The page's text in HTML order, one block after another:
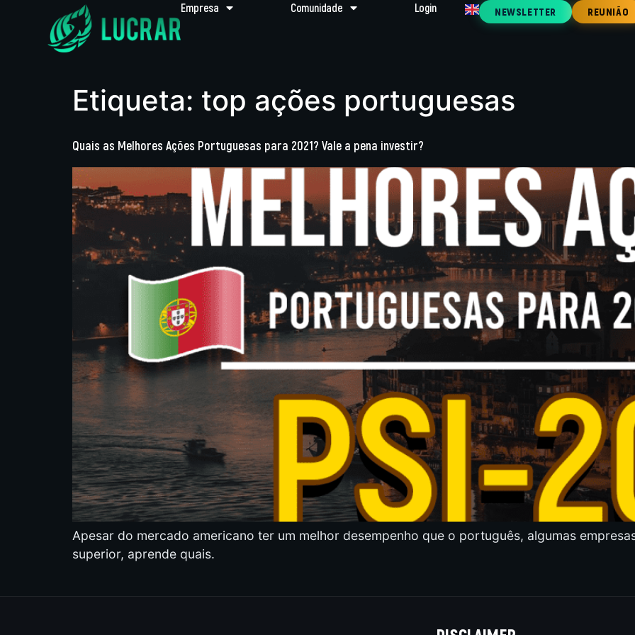
Empresa Comunidade Login NEWSLETTER REUNIÃO
Etiqueta: top ações portuguesas
Quais as Melhores Ações Portuguesas para 2021? Vale a pena investir?
Apesar do mercado americano ter um melhor desempenho que o português, algumas
superior, aprende quais.